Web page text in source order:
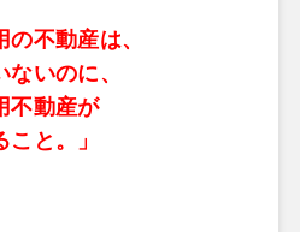
の不動産は、
いのに、
不動産が
と。」